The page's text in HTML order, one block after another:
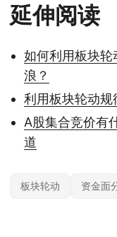
延伸阅读
如何利用板块
浪？
利用板块轮动规
A股集合竞价有
道
板块轮动 资金面